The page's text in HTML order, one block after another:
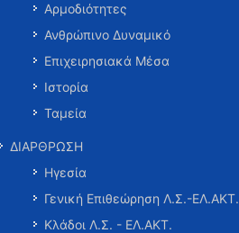
Αρμοδιότητες
Ανθρώπινο Δυναμικό
Επιχειρησιακά Μέσα
Ιστορία
Ταμεία
ΔΙΑΡΘΡΩΣΗ
Ηγεσία
Γενική Επιθεώρηση Λ.Σ.-ΕΛ.ΑΚΤ.
Κλάδοι Λ.Σ. - ΕΛ.ΑΚΤ.